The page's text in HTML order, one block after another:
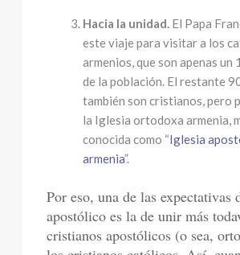
Hacia la unidad. El Papa
este viaje para visitar a los
armenios, que son apenas un
de la población. El restante
también son cristianos, pero
la Iglesia ortodoxa armenia,
conocida como “Iglesia
armenia”.
Por eso, una de las expectativas
apostólico es la de unir más
cristianos apostólicos (o sea,